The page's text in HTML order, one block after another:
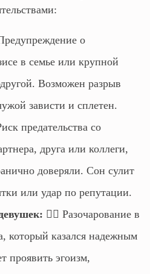
о
в семье или крупной
Возможен разрыв
зависти и сплетен.
предательства со
друга или коллеги,
доверяли. Сон сулит
или удар по репутации.
👱‍♀️ Разочарование в
который казался надежным
проявить эгоизм,